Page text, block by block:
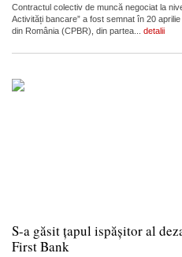
Contractul colectiv de muncă negociat la
Activități bancare” a fost semnat în 20
din România (CPBR), din partea... detalii
S-a găsit țapul ispășitor al
First Bank